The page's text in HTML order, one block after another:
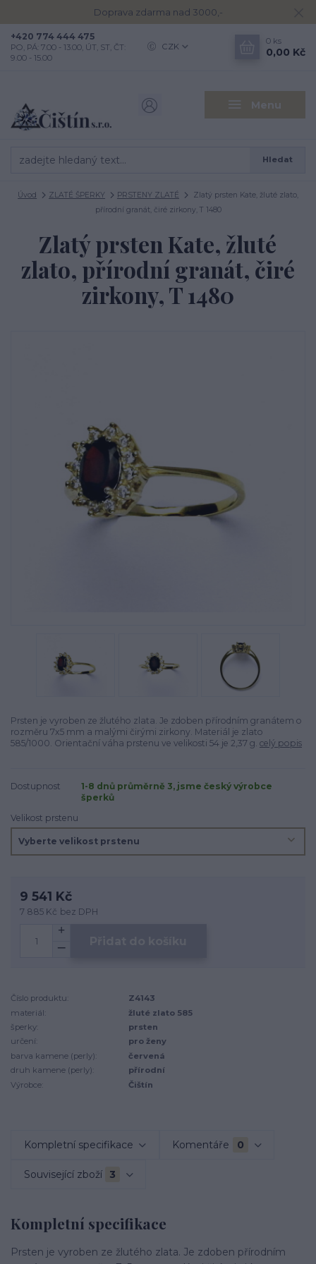
Doprava zdarma nad 3000,-
Menu
CZK
Hledat
+420 774 444 475
PO, PÁ: 7.00 - 13.00, ÚT, ST, ČT:
9.00 - 15.00
0 ks
0,00 Kč
Úvod ZLATÉ ŠPERKY PRSTENY ZLATÉ
Zlatý prsten Kate, žluté zlato,
přírodní granát, čiré zirkony, T 1480
Zlatý prsten Kate, žluté
zlato, přírodní granát, čiré
zirkony, T 1480
Prsten je vyroben ze žlutého zlata. Je zdoben přírodním granátem o
rozměru 7x5 mm a malými čirými zirkony. Materiál je zlato
585/1000. Orientační váha prstenu ve velikosti 54 je 2,37 g. celý popis
Dostupnost
1-8 dnů průměrně 3, jsme český výrobce
šperků
Velikost prstenu
9 541 Kč
7 885 Kč bez DPH
Číslo produktu:
Z4143
materiál:
žluté zlato 585
šperky:
prsten
určení:
pro ženy
barva kamene (perly):
červená
druh kamene (perly):
přírodní
Výrobce:
Čištín
Kompletní specifikace Komentáře 0
Související zboží 3
Kompletní specifikace
Prsten je vyroben ze žlutého zlata. Je zdoben přírodním